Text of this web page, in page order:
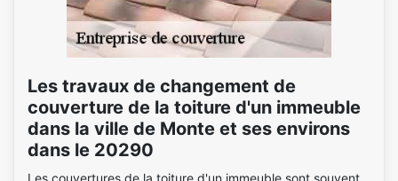
Les travaux de changement de
couverture de la toiture d'un immeuble
dans la ville de Monte et ses environs
dans le 20290
Les couvertures de la toiture d'un immeuble sont souvent